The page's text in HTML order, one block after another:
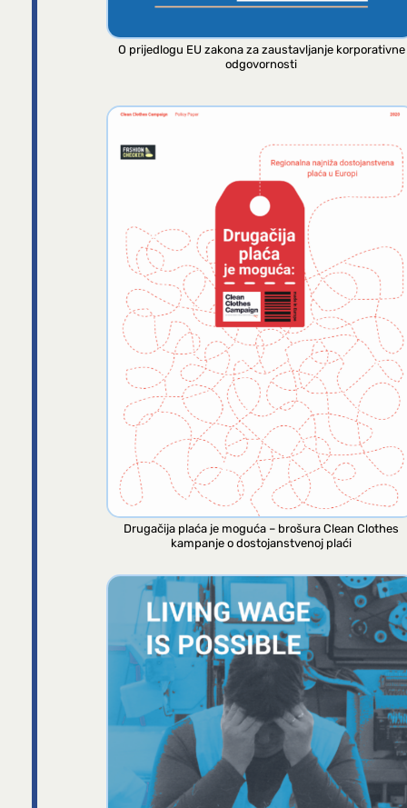
O prijedlogu EU zakona za zaustavljanje korporativne
odgovornosti
Drugačija plaća je moguća – brošura Clean Clothes
kampanje o dostojanstvenoj plaći